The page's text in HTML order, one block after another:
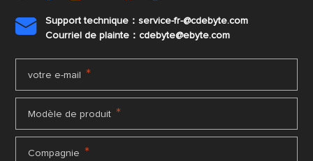

Support technique：service-fr-@cdebyte.com
Courriel de plainte：cdebyte@ebyte.com
votre e-mail *
Modèle de produit *
Compagnie *